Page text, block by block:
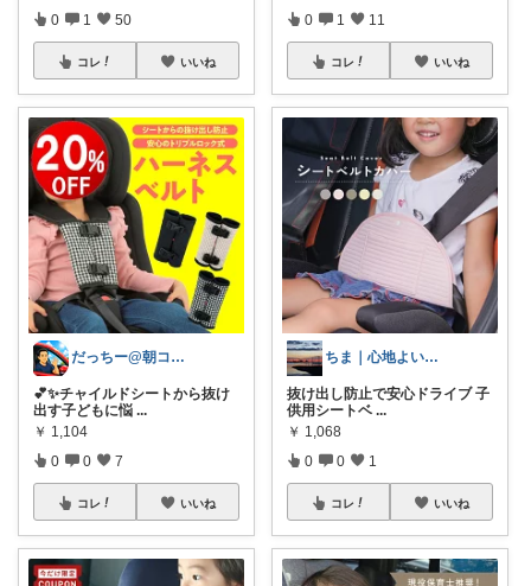
0 1 50
コレ いいね
だっちー@朝コレ5時🚗カー用品探求家
💕✨チャイルドシートから抜け
出す子どもに悩 ...
￥ 1,104
0 0 7
コレ いいね
0 1 11
コレ いいね
ちま｜心地よい日常のアイテム🍁
抜け出し防止で安心ドライブ 子
供用シートベ ...
￥ 1,068
0 0 1
コレ いいね